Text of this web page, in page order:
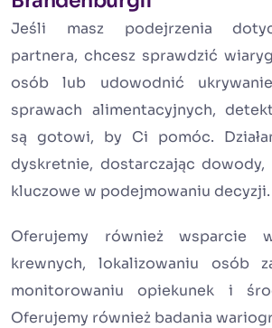
Jeśli masz podejrzenia
partnera, chcesz sprawdzić
osób lub udowodnić
sprawach alimentacyjnych,
są gotowi, by Ci pomóc.
dyskretnie, dostarczając
kluczowe w podejmowaniu decyzji.
Oferujemy również wsparcie
krewnych, lokalizowaniu osób
monitorowaniu opiekunek i
Oferujemy również badania